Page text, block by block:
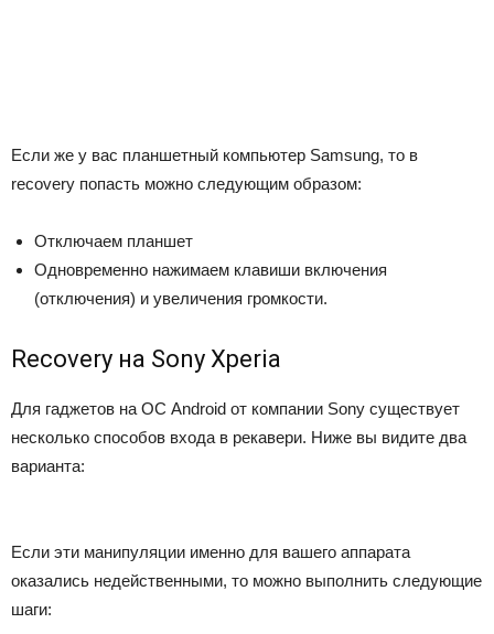
Если же у вас планшетный компьютер Samsung, то в
recovery попасть можно следующим образом:
Отключаем планшет
Одновременно нажимаем клавиши включения
(отключения) и увеличения громкости.
Recovery на Sony Xperia
Для гаджетов на ОС Android от компании Sony существует
несколько способов входа в рекавери. Ниже вы видите два
варианта:
Если эти манипуляции именно для вашего аппарата
оказались недейственными, то можно выполнить следующие
шаги: